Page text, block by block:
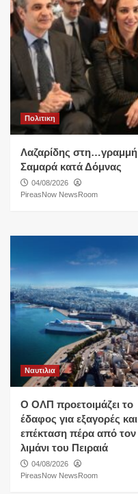
Πολιτικη
Λαζαρίδης στη…γραμμή
Σαμαρά κατά Δόμνας
04/08/2026
PireasNow NewsRoom
Ναυτιλια
O ΟΛΠ προετοιμάζει το
έδαφος για εξαγορές και
επέκταση πέρα από τον
λιμάνι του Πειραιά
04/08/2026
PireasNow NewsRoom